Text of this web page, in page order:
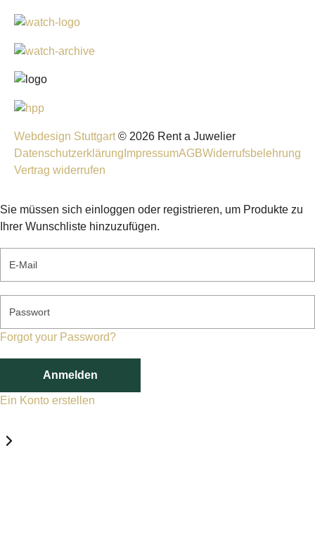
Webdesign Stuttgart © 2026 Rent a Juwelier
Datenschutzerklärung ImpressumAGBWiderrufsbelehrung
Vertrag widerrufen
Sie müssen sich einloggen oder registrieren, um Produkte zu
Ihrer Wunschliste hinzuzufügen.
E-Mail
Passwort
Forgot your Password?
Anmelden
Ein Konto erstellen